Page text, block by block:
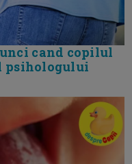
cand copilul
psihologului